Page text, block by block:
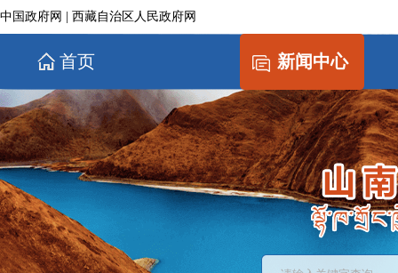
中国政府网 西藏自治区人民政府网
首页 新闻中心